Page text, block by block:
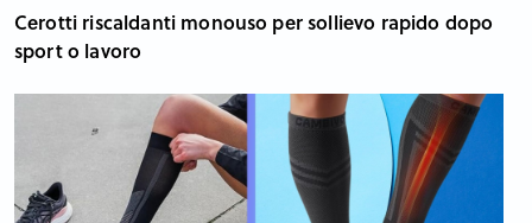
Cerotti riscaldanti monouso per sollievo rapido dopo
sport o lavoro